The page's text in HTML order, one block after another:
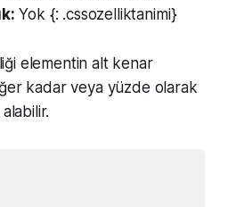
Yok {: .cssozelliktanimi}
elementin alt kenar
kadar veya yüzde olarak